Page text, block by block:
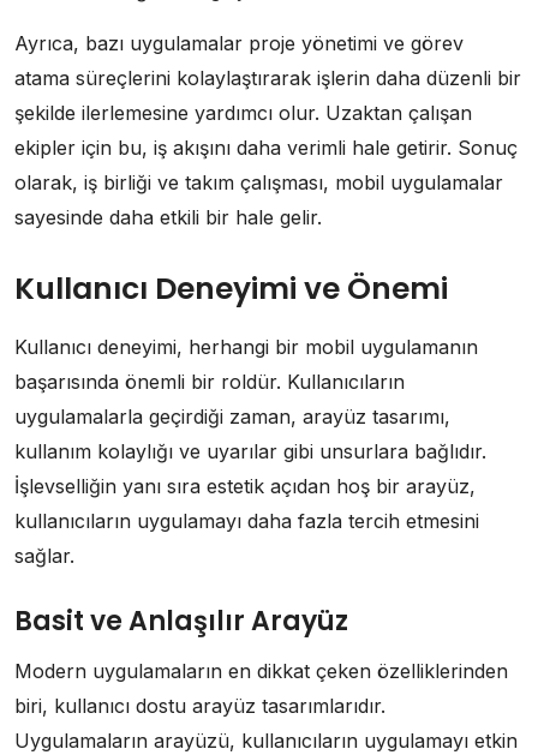
Ayrıca, bazı uygulamalar proje yönetimi ve görev
atama süreçlerini kolaylaştırarak işlerin daha düzenli bir
şekilde ilerlemesine yardımcı olur. Uzaktan çalışan
ekipler için bu, iş akışını daha verimli hale getirir. Sonuç
olarak, iş birliği ve takım çalışması, mobil uygulamalar
sayesinde daha etkili bir hale gelir.
Kullanıcı Deneyimi ve Önemi
Kullanıcı deneyimi, herhangi bir mobil uygulamanın
başarısında önemli bir roldür. Kullanıcıların
uygulamalarla geçirdiği zaman, arayüz tasarımı,
kullanım kolaylığı ve uyarılar gibi unsurlara bağlıdır.
İşlevselliğin yanı sıra estetik açıdan hoş bir arayüz,
kullanıcıların uygulamayı daha fazla tercih etmesini
sağlar.
Basit ve Anlaşılır Arayüz
Modern uygulamaların en dikkat çeken özelliklerinden
biri, kullanıcı dostu arayüz tasarımlarıdır.
Uygulamaların arayüzü, kullanıcıların uygulamayı etkin